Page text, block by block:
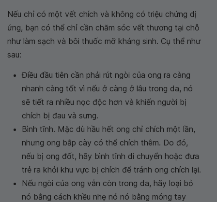
Nếu chỉ có một vết chích và không có triệu chứng dị
ứng, bạn có thể chỉ cần chăm sóc vết thương tại chỗ
như làm sạch và bôi thuốc mỡ kháng sinh. Cụ thể như
sau:
Điều đầu tiên cần phải rút ngòi của ong ra càng
nhanh càng tốt vì nếu ở càng ở lâu trong da, nó
sẽ tiết ra nhiều nọc độc hơn và khiến người bị
chích bị đau và sưng.
Bình tĩnh. Mặc dù hầu hết ong chỉ chích một lần,
nhưng ong bắp cày có thể chích thêm. Do đó,
nếu bị ong đốt, hãy bình tĩnh di chuyển hoặc đưa
trẻ ra khỏi khu vực bị chích để tránh ong chích lại.
Nếu ngòi của ong vẫn còn trong da, hãy loại bỏ
nó bằng cách khều nhẹ nó nó bằng móng tay